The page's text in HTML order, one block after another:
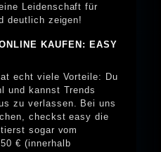
Leidenschaft für
deutlich zeigen!
KAUFEN: EASY
echt viele Vorteile: Du
und kannst Trends
zu verlassen. Bei uns
checkst easy die
sogar vom
€ (innerhalb